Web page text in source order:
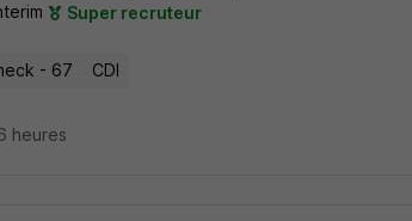
Super recruteur
- 67 CDI
heures